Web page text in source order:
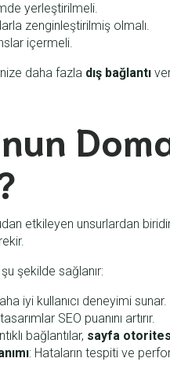
yerleştirilmeli.
zenginleştirilmiş olmalı.
içermeli.
daha fazla dış bağlantı
etkileyen unsurlardan
şekilde sağlanır:
iyi kullanıcı deneyimi sunar.
SEO puanını artırır.
bağlantılar, sayfa
: Hataların tespiti ve